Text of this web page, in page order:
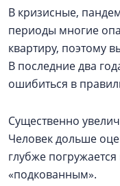
В кризисные,
периоды многие
квартиру, поэтому
В последние два
ошибиться в
Существенно
Человек дольше
глубже
«подкованным».